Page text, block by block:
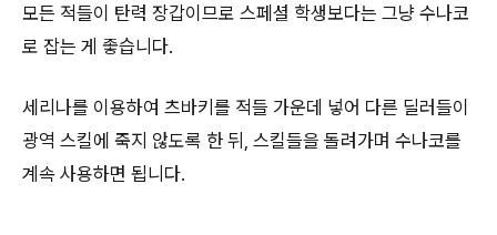
모든 적들이 탄력 장갑이므로 스페셜 학생보다는 그냥 수나코
로 잡는 게 좋습니다.
세리나를 이용하여 츠바키를 적들 가운데 넣어 다른 딜러들이
광역 스킬에 죽지 않도록 한 뒤, 스킬들을 돌려가며 수나코를
계속 사용하면 됩니다.